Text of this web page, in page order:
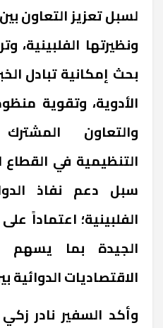
لسبل تعزيز التعاون
ونظيرتها الفلبينية،
بحث إمكانية تبادل
الأدوية، وتقوية
والتعاون
التنظيمية في القطاع
سبل دعم نفاذ
الفلبينية؛ اعتماداً
الجيدة بما
الاقتصاديات الدوائية
وأكد السفير نادر